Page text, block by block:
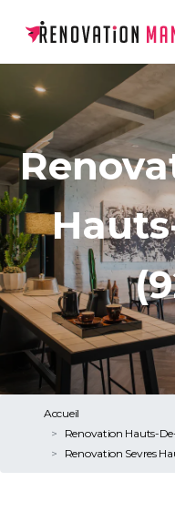
Accueil
Renovation Hauts-
Renovation Sevres